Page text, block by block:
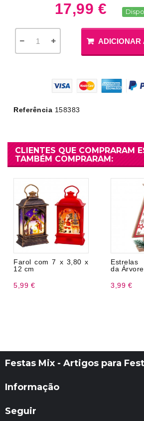
17,99 €
ADICIONAR
Referência 158383
CLIENTES QUE COMPRARAM
TAMBÉM COMPRARAM:
Farol com 7 x 3,80 x
12 cm
5,99 €
Estrelas
da
3,99 €
Festas Mix - Artigos para
Informação
Seguir